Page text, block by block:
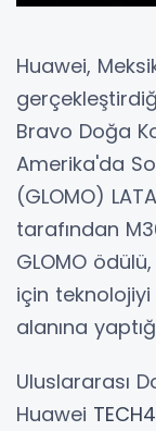
Huawei,
Bravo Doğa
Amerika'da
(GLOMO)
tarafından
GLOMO
için
alanına
Uluslararası
Huawei